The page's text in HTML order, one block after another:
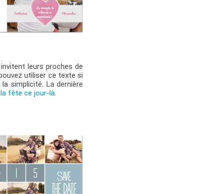
leurs proches de
utiliser ce texte si
simplicité. La dernière
fête ce jour-là.